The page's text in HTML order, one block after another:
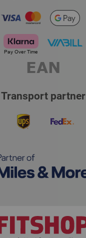
Transport partner